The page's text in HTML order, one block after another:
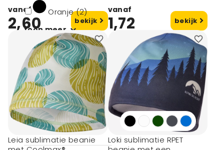
Oranje (2)
toon meer
Minimale afname
10 (19)
25 (4)
50 (24)
100 (1)
vanaf
2,60 bekijk
vanaf
1,72 bekijk
Leia sublimatie beanie
Loki sublimatie RPET